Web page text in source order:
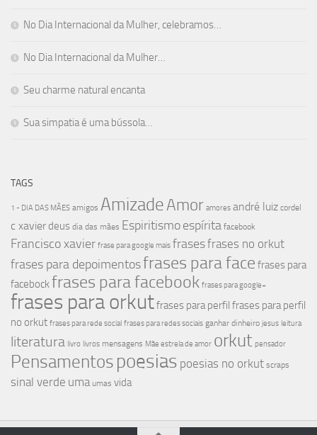
No Dia Internacional da Mulher, celebramos…
No Dia Internacional da Mulher…
Seu charme natural encanta
Sua simpatia é uma bússola…
TAGS
1 - DIA DAS MÃES amigos AmizadeAmor amores andré luiz cordel
c xavier deus dia das mães Espiritismoespírita facebook
Francisco xavier frase para google mais frasesfrases no orkut
frases para depoimentosfrases para face frases para
facebockfrases para facebook frases para google+
frases para orkutfrases para perfil frases para perfil
no orkut frases para rede social frases para redes sociais ganhar dinheiro jesus leitura
literatura livro livros mensagens Mãe estrela de amor orkut pensador
Pensamentospoesias poesias no orkut scraps
sinal verde uma umas vida